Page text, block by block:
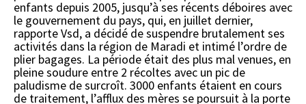
enfants depuis 2005, jusqu’à ses récents déboires avec
le gouvernement du pays, qui, en juillet dernier,
rapporte Vsd, a décidé de suspendre brutalement ses
activités dans la région de Maradi et intimé l’ordre de
plier bagages. La période était des plus mal venues, en
pleine soudure entre 2 récoltes avec un pic de
paludisme de surcroît. 3000 enfants étaient en cours
de traitement, l’afflux des mères se poursuit à la porte